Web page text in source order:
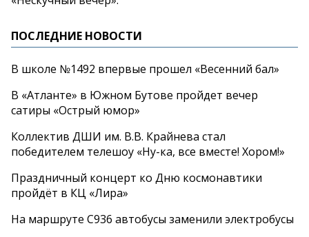
ПОСЛЕДНИЕ НОВОСТИ
В школе №1492 впервые прошел «Весенний бал»
В «Атланте» в Южном Бутове пройдет вечер
сатиры «Острый юмор»
Коллектив ДШИ им. В.В. Крайнева стал
победителем телешоу «Ну-ка, все вместе! Хором!»
Праздничный концерт ко Дню космонавтики
пройдёт в КЦ «Лира»
На маршруте С936 автобусы заменили электробусы